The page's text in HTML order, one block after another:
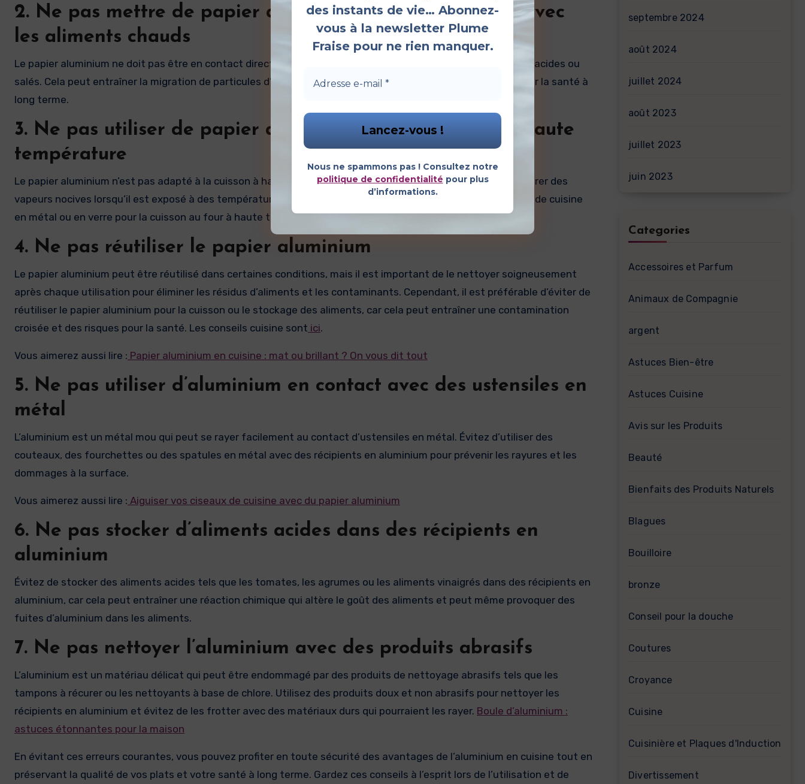
2. Ne pas mettre de papier aluminium en contact direct avec
les aliments chauds
Le papier aluminium ne doit pas être en contact direct avec des aliments chauds, en particulier des aliments acides ou
salés. Cela peut entraîner la migration de particules d’aluminium dans les aliments, ce qui peut être nocif pour la santé à
long terme.
3. Ne pas utiliser de papier aluminium pour la cuisson à haute
température
Le papier aluminium n’est pas adapté à la cuisson à haute température car il peut se déformer, fondre ou libérer des
vapeurs nocives lorsqu’il est exposé à des températures élevées. Il est recommandé d’utiliser des ustensiles de cuisine
en métal ou en verre pour la cuisson au four à haute température.
4. Ne pas réutiliser le papier aluminium
Le papier aluminium peut être réutilisé dans certaines conditions, mais il est important de le nettoyer soigneusement
après chaque utilisation pour éliminer les résidus d’aliments et les contaminants. Cependant, il est préférable d’éviter de
réutiliser le papier aluminium pour la cuisson ou le stockage des aliments, car cela peut entraîner une contamination
croisée et des risques pour la santé. Les conseils cuisine sont ici.
Vous aimerez aussi lire : Papier aluminium en cuisine : mat ou brillant ? On vous dit tout
5. Ne pas utiliser d’aluminium en contact avec des ustensiles en
métal
L’aluminium est un métal mou qui peut se rayer facilement au contact d’ustensiles en métal. Évitez d’utiliser des
couteaux, des fourchettes ou des spatules en métal avec des récipients en aluminium pour prévenir les rayures et les
dommages à la surface.
Vous aimerez aussi lire : Aiguiser vos ciseaux de cuisine avec du papier aluminium
6. Ne pas stocker d’aliments acides dans des récipients en
aluminium
Évitez de stocker des aliments acides tels que les tomates, les agrumes ou les aliments vinaigrés dans des récipients en
aluminium, car cela peut entraîner une réaction chimique qui altère le goût des aliments et peut même provoquer des
fuites d’aluminium dans les aliments.
7. Ne pas nettoyer l’aluminium avec des produits abrasifs
L’aluminium est un matériau délicat qui peut être endommagé par des produits de nettoyage abrasifs tels que les
tampons à récurer ou les nettoyants à base de chlore. Utilisez des produits doux et non abrasifs pour nettoyer les
récipients en aluminium et évitez de les frotter avec des matériaux durs qui pourraient les rayer. Boule d’aluminium :
astuces étonnantes pour la maison
En évitant ces erreurs courantes, vous pouvez profiter en toute sécurité des avantages de l’aluminium en cuisine tout en
préservant la qualité de vos plats et votre santé à long terme. Gardez ces conseils à l’esprit lors de l’utilisation et de
des instants de vie… Abonnez-
vous à la newsletter Plume
Fraise pour ne rien manquer.
Nous ne spammons pas ! Consultez notre
politique de confidentialité pour plus
d’informations.
septembre 2024
août 2024
juillet 2024
août 2023
juillet 2023
juin 2023
Categories
Accessoires et Parfum
Animaux de Compagnie
argent
Astuces Bien-être
Astuces Cuisine
Avis sur les Produits
Beauté
Bienfaits des Produits Naturels
Blagues
Bouilloire
bronze
Conseil pour la douche
Coutures
Croyance
Cuisine
Cuisinière et Plaques d'Induction
Divertissement